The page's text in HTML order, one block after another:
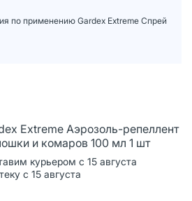
по применению Gardex Extreme Спрей
Extreme Аэрозоль-репеллент
и комаров 100 мл 1 шт
курьером с 15 августа
с 15 августа